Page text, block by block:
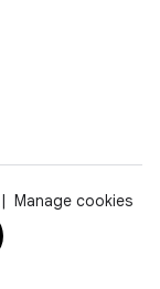
Manage cookies